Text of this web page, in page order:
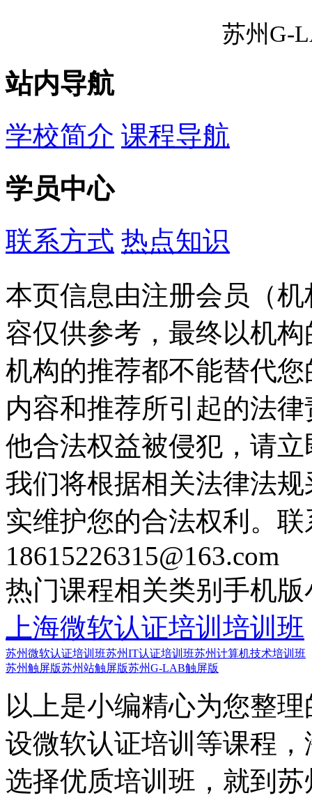
苏州G-
站内导航
学校简介 课程导航
学员中心
联系方式 热点知识
本页信息由注册会员（
容仅供参考，最终以机
机构的推荐都不能替代
内容和推荐所引起的法
他合法权益被侵犯，请
我们将根据相关法律法
实维护您的合法权利。
18615226315@163.com
热门课程相关类别 手机版
上海微软认证培训培训班
苏州微软认证培训班苏州IT认证培训班苏州计算机技术培训班
苏州触屏版苏州站触屏版苏州G-LAB触屏版
以上是小编精心为您整
设微软认证培训等课程
选择优质培训班，就到